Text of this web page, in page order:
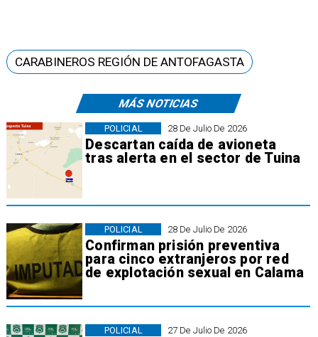
MÁS NOTICIAS
28 De Julio De 2026
Descartan caída de avioneta
tras alerta en el sector de Tuina
POLICIAL
28 De Julio De 2026
Confirman prisión preventiva
para cinco extranjeros por red
de explotación sexual en Calama
POLICIAL
27 De Julio De 2026
POLICIAL
CARABINEROS REGIÓN DE ANTOFAGASTA